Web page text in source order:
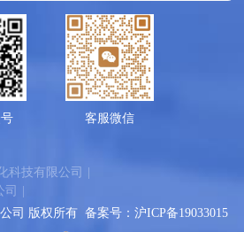
客服微信
科技有限公司 |
司 |
司 版权所有 备案号： 沪ICP备19033015